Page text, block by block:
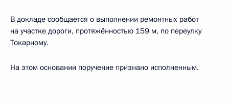
В докладе сообщается о выполнении ремонтных работ
на участке дороги, протяжённостью 159 м, по переулку
Токарному.
На этом основании поручение признано исполненным.